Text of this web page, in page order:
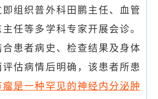
组织普外科田鹏主任、血管
任等多学科专家开展会诊。
合患者病史、检查结果及身体
估病情后明确，该患者所患
瘤是一种罕见的神经内分泌肿